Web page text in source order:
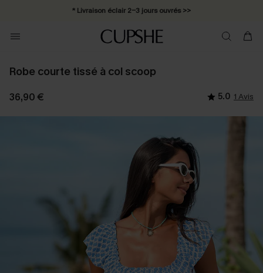
* Livraison éclair 2-3 jours ouvrés >>
Robe courte tissé à col scoop
36,90 € 5.0 1 Avis